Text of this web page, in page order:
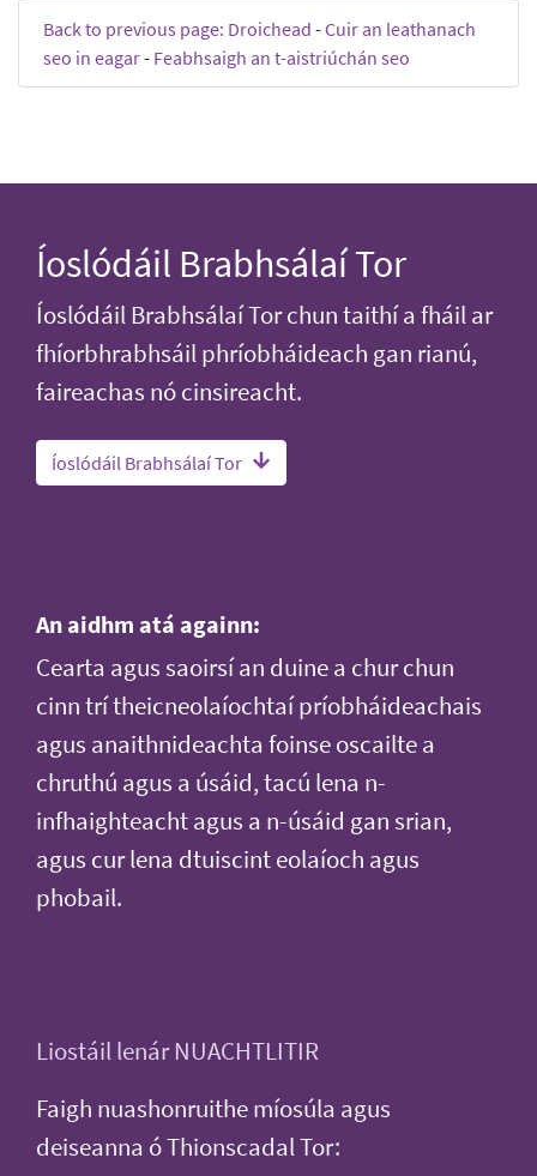
Back to previous page: Droichead -Cuir an leathanach
seo in eagar- Feabhsaigh an t-aistriúchán seo
Íoslódáil Brabhsálaí Tor
Íoslódáil Brabhsálaí Tor chun taithí a fháil ar
fhíorbhrabhsáil phríobháideach gan rianú,
faireachas nó cinsireacht.
Íoslódáil Brabhsálaí Tor
An aidhm atá againn:
Cearta agus saoirsí an duine a chur chun
cinn trí theicneolaíochtaí príobháideachais
agus anaithnideachta foinse oscailte a
chruthú agus a úsáid, tacú lena n-
infhaighteacht agus a n-úsáid gan srian,
agus cur lena dtuiscint eolaíoch agus
phobail.
Liostáil lenár NUACHTLITIR
Faigh nuashonruithe míosúla agus
deiseanna ó Thionscadal Tor: